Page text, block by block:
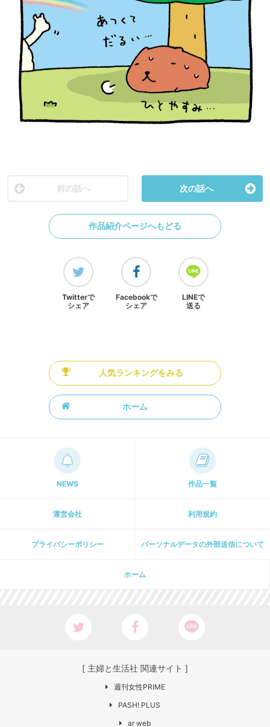
前の話へ 次の話へ
作品紹介ページへもどる
Twitterで
シェア
Facebookで
シェア
LINEで
送る
人気ランキングをみる
ホーム
NEWS 作品一覧
運営会社 利用規約
プライパシーポリシー パーソナルデータの外部送信について
ホーム
[ 主婦と生活社 関連サイト ]
週刊女性PRIME
PASH! PLUS
ar web